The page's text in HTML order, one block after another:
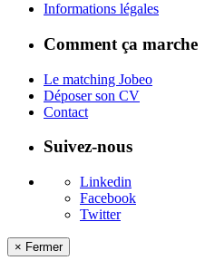
Informations légales
Comment ça marche
Le matching Jobeo
Déposer son CV
Contact
Suivez-nous
Linkedin
Facebook
Twitter
× Fermer